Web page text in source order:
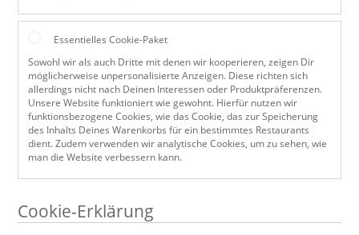
Essentielles Cookie-Paket
Sowohl wir als auch Dritte mit denen wir kooperieren, zeigen Dir
möglicherweise unpersonalisierte Anzeigen. Diese richten sich
allerdings nicht nach Deinen Interessen oder Produktpräferenzen.
Unsere Website funktioniert wie gewohnt. Hierfür nutzen wir
funktionsbezogene Cookies, wie das Cookie, das zur Speicherung
des Inhalts Deines Warenkorbs für ein bestimmtes Restaurants
dient. Zudem verwenden wir analytische Cookies, um zu sehen, wie
man die Website verbessern kann.
Cookie-Erklärung